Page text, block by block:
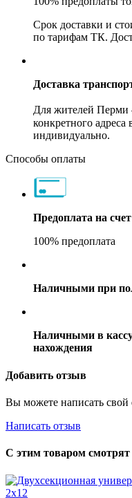
Срок доставки и
по тарифам ТК.
Доставка
Для жителей Перми
конкретного
индивидуально.
Способы оплаты
Предоплата на
100% предоплата
Наличными при
Наличными в
нахождения
Добавить отзыв
Вы можете написать свой
Написать отзыв
С этим товаром смотрят